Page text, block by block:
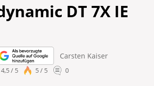
DT 7X IE
Carsten Kaiser
4,5 / 5 5 / 5 0